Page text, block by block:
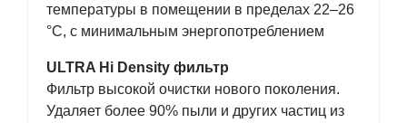
температуры в помещении в пределах 22–26
°С, с минимальным энергопотреблением
ULTRA Hi Density фильтр
Фильтр высокой очистки нового поколения.
Удаляет более 90% пыли и других частиц из